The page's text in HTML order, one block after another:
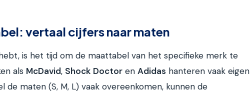
vertaal cijfers naar maten
is het tijd om de maattabel van het specifieke merk te
als McDavid, Shock Doctor en Adidas hanteren vaak eigen
de maten (S, M, L) vaak overeenkomen, kunnen de